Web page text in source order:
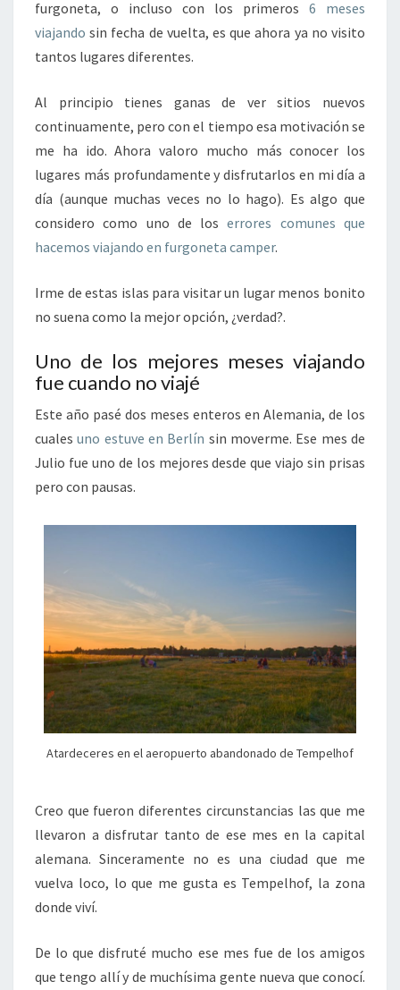
furgoneta, o incluso con los primeros 6 meses
viajando sin fecha de vuelta, es que ahora ya no visito
tantos lugares diferentes.
Al principio tienes ganas de ver sitios nuevos
continuamente, pero con el tiempo esa motivación se
me ha ido. Ahora valoro mucho más conocer los
lugares más profundamente y disfrutarlos en mi día a
día (aunque muchas veces no lo hago). Es algo que
considero como uno de loserrores comunes que
hacemos viajando en furgoneta camper.
Irme de estas islas para visitar un lugar menos bonito
no suena como la mejor opción, ¿verdad?.
Uno de los mejores meses viajando
fue cuando no viajé
Este año pasé dos meses enteros en Alemania, de los
cualesuno estuve en Berlín sin moverme. Ese mes de
Julio fue uno de los mejores desde que viajo sin prisas
pero con pausas.
Atardeceres en el aeropuerto abandonado de Tempelhof
Creo que fueron diferentes circunstancias las que me
llevaron a disfrutar tanto de ese mes en la capital
alemana. Sinceramente no es una ciudad que me
vuelva loco, lo que me gusta es Tempelhof, la zona
donde viví.
De lo que disfruté mucho ese mes fue de los amigos
que tengo allí y de muchísima gente nueva que conocí.